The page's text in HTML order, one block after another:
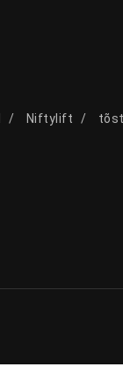
Niftylift